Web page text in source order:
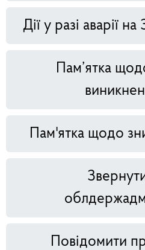
Дії у разі аварії
Пам’ятка
Пам'ятка щодо
Повідомити